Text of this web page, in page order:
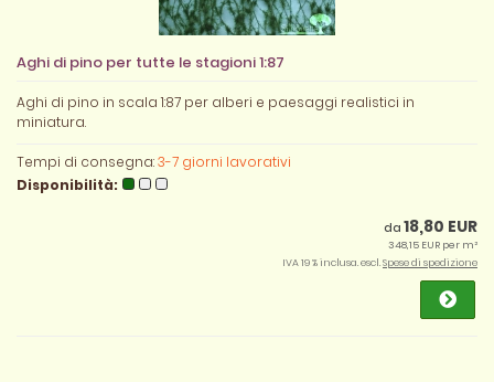
Aghi di pino per tutte le stagioni 1:87
Aghi di pino in scala 1:87 per alberi e paesaggi realistici in
miniatura.
Tempi di consegna:3-7 giorni lavorativi
Disponibilità:
da 18,80 EUR
348,15 EUR per m²
IVA 19 % inclusa. escl.Spese di spedizione